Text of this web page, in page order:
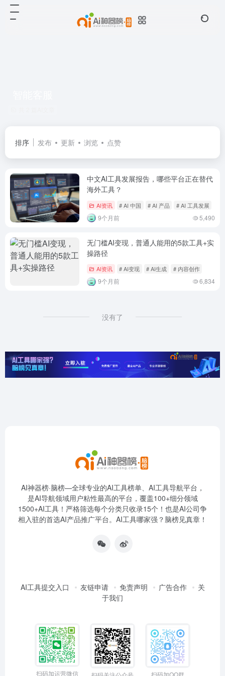
排序 发布 更新 浏览 点赞
中文AI工具发展报告，哪些平台正在替代
海外工具？
AI资讯 # AI 中国 # AI 产品 # AI 工具发展
9个月前 5,490
无门槛AI变现，普通人能用的5款工具+实
操路径
AI资讯 # AI变现 # AI生成 # 内容创作
9个月前 6,834
没有了
AI神器榜·脑榜—全球专业的AI工具榜单、AI工具导航平台，
是AI导航领域用户粘性最高的平台，覆盖100+细分领域
1500+AI工具！严格筛选每个分类只收录15个！也是AI公司争
相入驻的首选AI产品推广平台。AI工具哪家强？脑榜见真章！
AI工具提交入口 友链申请 免责声明 广告合作
关
于我们
扫码加运营微信 扫码加QQ群